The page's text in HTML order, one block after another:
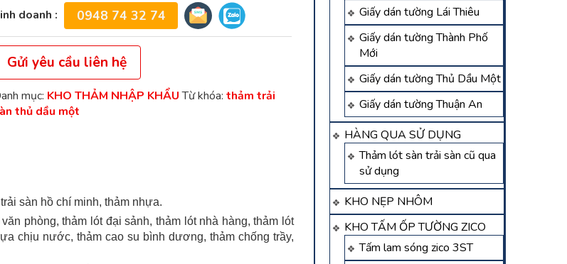
Giấy dán tường Lái Thiêu
Giấy dán tường Thành Phố
Mới
Giấy dán tường Thủ Dầu Một
Giấy dán tường Thuận An
HÀNG QUA SỬ DỤNG
Thảm lót sàn trải sàn cũ qua
sử dụng
KHO NẸP NHÔM
KHO TẤM ỐP TƯỜNG ZICO
Tấm lam sóng zico 3ST
doanh : 0948 74 32 74
Gửi yêu cầu liên hệ
mục: KHO THẢM NHẬP KHẨU Từ khóa: thảm trải
thủ dầu một
sàn hồ chí minh, thảm nhựa.
phòng, thảm lót đại sảnh, thảm lót nhà hàng, thảm lót
chịu nước, thảm cao su bình dương, thảm chống trầy,